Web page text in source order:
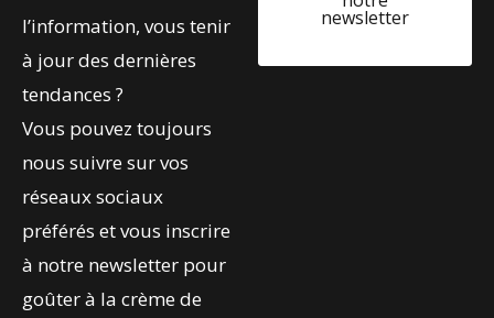
l’information, vous tenir
à jour des dernières
tendances ?
Vous pouvez toujours
nous suivre sur vos
réseaux sociaux
préférés et vous inscrire
à notre newsletter pour
goûter à la crème de
newsletter